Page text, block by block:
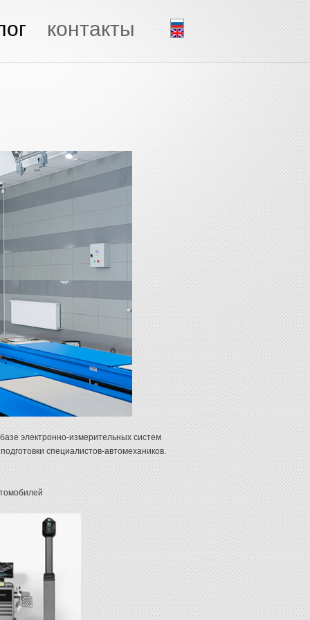
контакты
электронно-измерительных систем
специалистов-автомехаников.